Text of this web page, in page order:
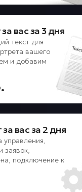
вас за 3 дня
текст для
вашего
и добавим
за вас за 2 дня
управления,
заявок,
подключение к